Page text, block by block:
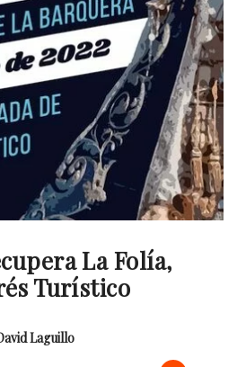
La Folía,
Turístico
Laguillo